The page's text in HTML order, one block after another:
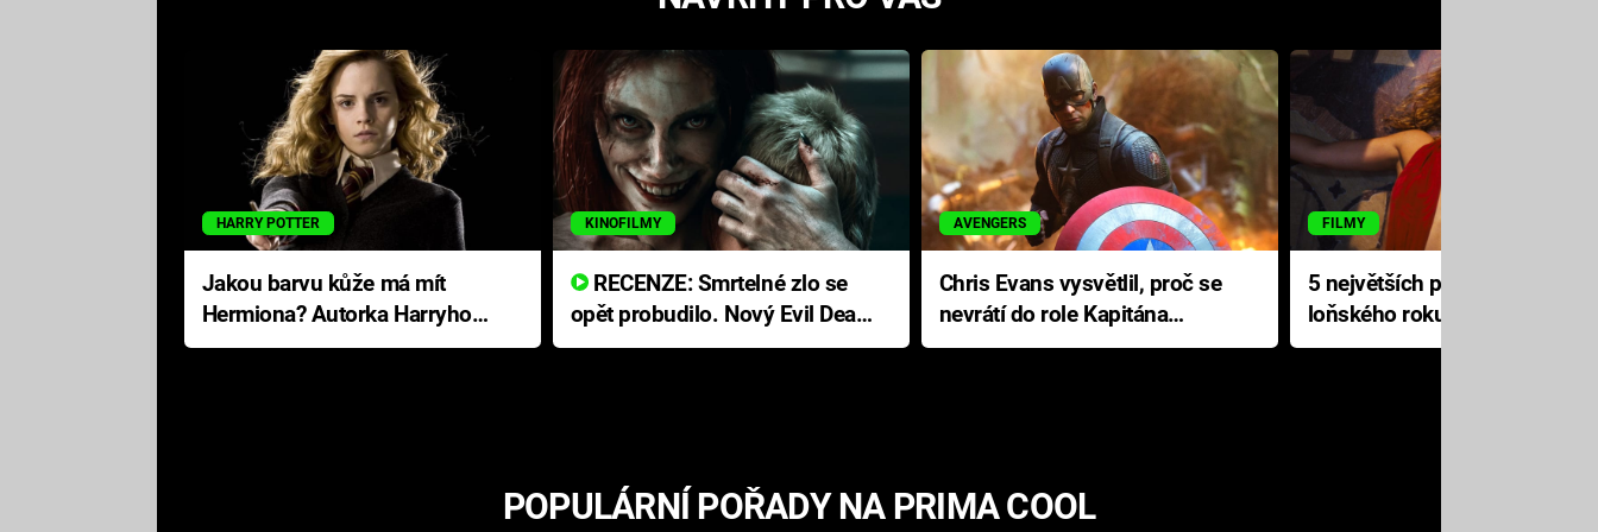
HARRY POTTER
Jakou barvu kůže má mít
Hermiona? Autorka Harryho
Pottera přišla s ráznou
KINOFILMY
RECENZE: Smrtelné zlo se
opět probudilo. Nový Evil Dead
přichází s neodolatelnou
AVENGERS
Chris Evans vysvětlil, proč se
nevrátí do role Kapitána
Ameriky
FILMY
5 největších propadáků
loňského roku: Disney na
jediné katastrofě prodělal 200
POPULÁRNÍ POŘADY NA PRIMA COOL